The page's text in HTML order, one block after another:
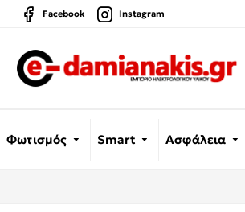
Facebook Instagram
Φωτισμός Smart Ασφάλεια